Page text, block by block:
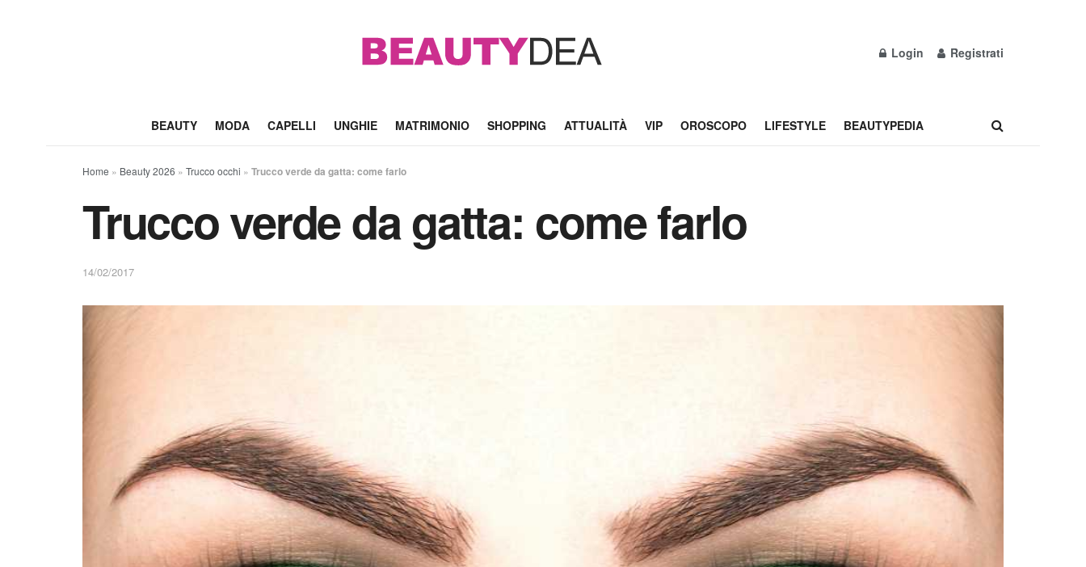
Login Registrati
BEAUTY MODA CAPELLI UNGHIE MATRIMONIO SHOPPING ATTUALITÀ VIP OROSCOPO LIFESTYLE BEAUTYPEDIA
Home » Beauty 2026 » Trucco occhi » Trucco verde da gatta: come farlo
Trucco verde da gatta: come farlo
14/02/2017